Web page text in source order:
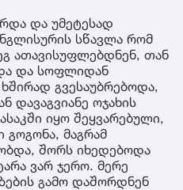
და უმეტესად
სწავლა რომ
ათავისუფლებდნენ, თან
და სოფლიდან
გვესაუბრებოდა,
დავაგვიანე ოჯახის
იყო შეყვარებული,
გოგონა, მაგრამ
შორს იხედებოდა
ვარ ჯერო. მერე
გამო დაშორდნენ